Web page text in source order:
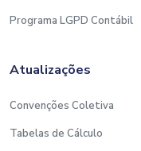
Programa LGPD Contábil
Atualizações
Convenções Coletiva
Tabelas de Cálculo